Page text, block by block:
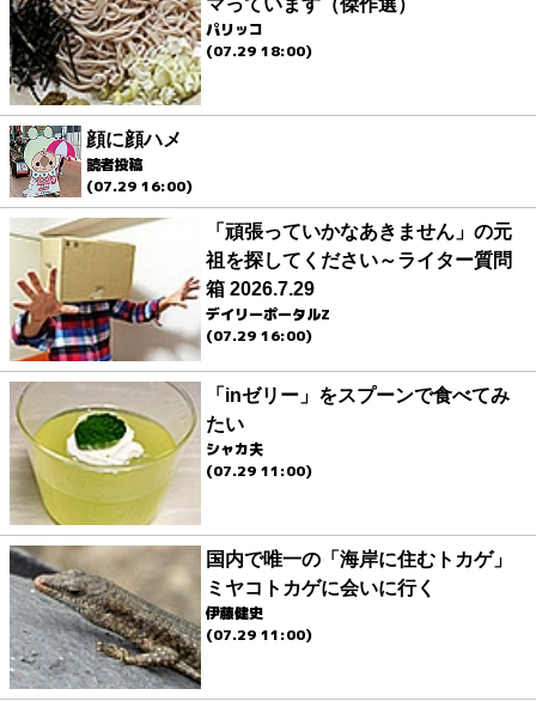
パリッコ
(07.29 18:00)
顔に顔ハメ
読者投稿
(07.29 16:00)
「頑張っていかなあきません」の元
祖を探してください～ライター質問
箱 2026.7.29
デイリーポータルZ
(07.29 16:00)
「inゼリー」をスプーンで食べてみ
たい
シャカ夫
(07.29 11:00)
国内で唯一の「海岸に住むトカゲ」
ミヤコトカゲに会いに行く
伊藤健史
(07.29 11:00)